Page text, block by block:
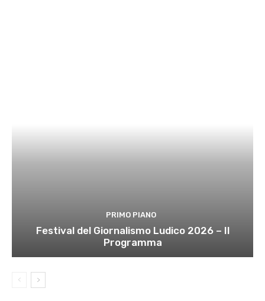
PRIMO PIANO
Festival del Giornalismo Ludico 2026 – Il
Programma